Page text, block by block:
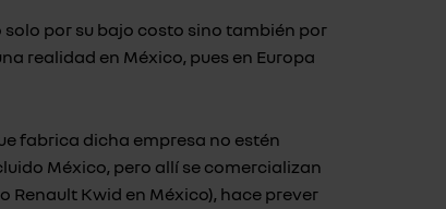
solo por su bajo costo sino también por
realidad en México, pues en Europa
fabrica dicha empresa no estén
México, pero allí se comercializan
Renault Kwid en México), hace prever